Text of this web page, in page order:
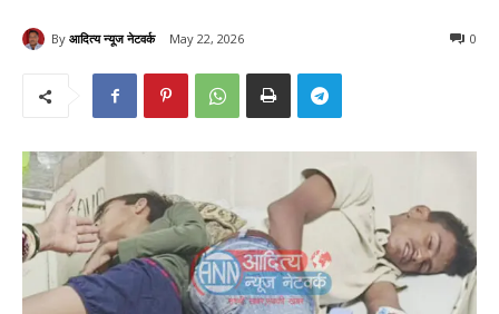
By आदित्य न्यूज नेटवर्क May 22, 2026 0